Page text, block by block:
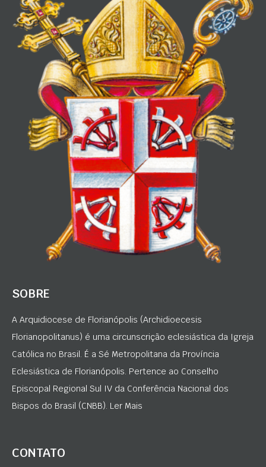
SOBRE
A Arquidiocese de Florianópolis (Archidioecesis
Florianopolitanus) é uma circunscrição eclesiástica da Igreja
Católica no Brasil. É a Sé Metropolitana da Província
Eclesiástica de Florianópolis. Pertence ao Conselho
Episcopal Regional Sul IV da Conferência Nacional dos
Bispos do Brasil (CNBB). Ler Mais
CONTATO